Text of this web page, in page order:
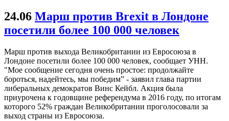
24.06 Марш против Brexit в Лондоне
посетили более 100 000 человек
Марш против выхода Великобритании из Евросоюза в
Лондоне посетили более 100 000 человек, сообщает УНН.
"Мое сообщение сегодня очень простое: продолжайте
бороться, надейтесь, мы победим” - заявил глава партии
либеральных демократов Винс Кейбл. Акция была
приурочена к годовщине референдума в 2016 году, по итогам
которого 52% граждан Великобритании проголосовали за
выход страны из Евросоюза.